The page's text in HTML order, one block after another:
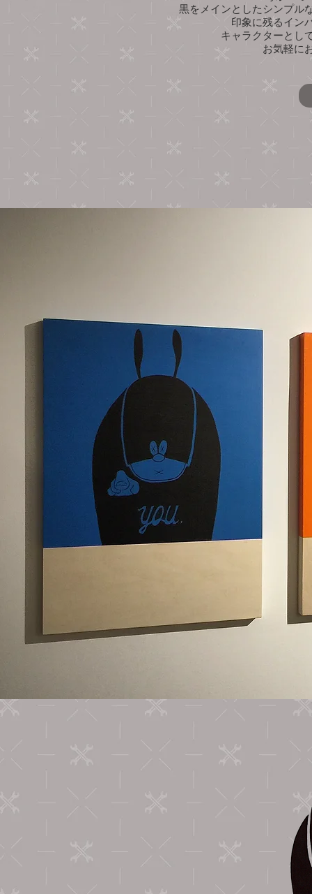
黒をメインとしたシンプル
印象に残るイン
キャラクターとし
お気軽に